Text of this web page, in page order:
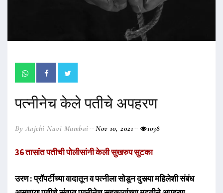
पत्नीनेच केले पतीचे अपहरण
By Aajchi Navi Mumbai Nov 10, 2021 1038
36 तासांत पतीची पोलीसांनी केली सुखरुप सुटका
उरण : प्रॉपर्टीच्या वादातून व पत्नीला सोडून दुसर्‍या महिलेशी संबंध